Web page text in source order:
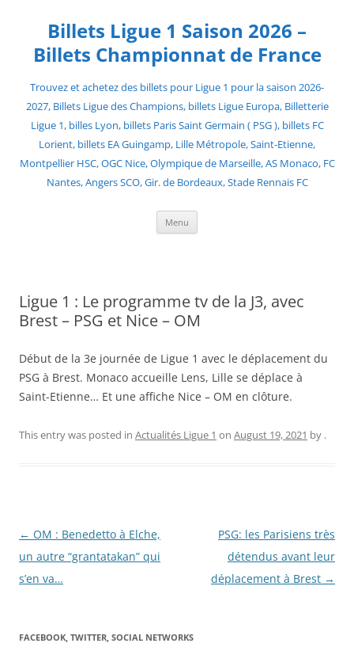
contentBillets Ligue 1 Saison 2026 –
Billets Championnat de France
Trouvez et achetez des billets pour Ligue 1 pour la saison 2026-
2027, Billets Ligue des Champions, billets Ligue Europa, Billetterie
Ligue 1, billes Lyon, billets Paris Saint Germain ( PSG ), billets FC
Lorient, billets EA Guingamp, Lille Métropole, Saint-Etienne,
Montpellier HSC, OGC Nice, Olympique de Marseille, AS Monaco, FC
Nantes, Angers SCO, Gir. de Bordeaux, Stade Rennais FC
Menu
Ligue 1 : Le programme tv de la J3, avec
Brest – PSG et Nice – OM
Début de la 3e journée de Ligue 1 avec le déplacement du
PSG à Brest. Monaco accueille Lens, Lille se déplace à
Saint-Etienne… Et une affiche Nice – OM en clôture.
This entry was posted in Actualités Ligue 1 on August 19, 2021 by .
Post
navigation
← OM : Benedetto à Elche,
un autre “grantatakan” qui
s’en va…
PSG: les Parisiens très
détendus avant leur
déplacement à Brest →
FACEBOOK, TWITTER, SOCIAL NETWORKS